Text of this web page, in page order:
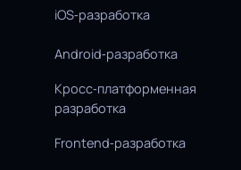
iOS‑разработка
Android‑разработка
Кросс‑платформенная
разработка
Frontend‑разработка